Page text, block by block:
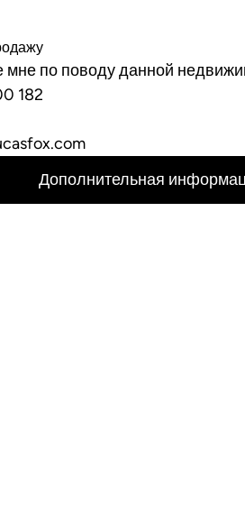
мне по поводу данной
182
Дополнительная